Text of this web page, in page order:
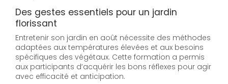
Des gestes essentiels pour un jardin
florissant
Entretenir son jardin en août nécessite des méthodes
adaptées aux températures élevées et aux besoins
spécifiques des végétaux. Cette formation a permis
aux participants d’acquérir les bons réflexes pour agir
avec efficacité et anticipation.